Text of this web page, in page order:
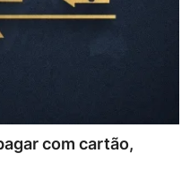
com cartão,